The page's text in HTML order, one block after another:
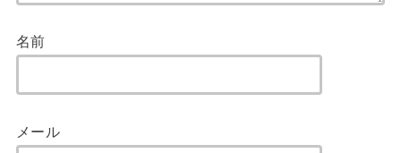
名前
メール